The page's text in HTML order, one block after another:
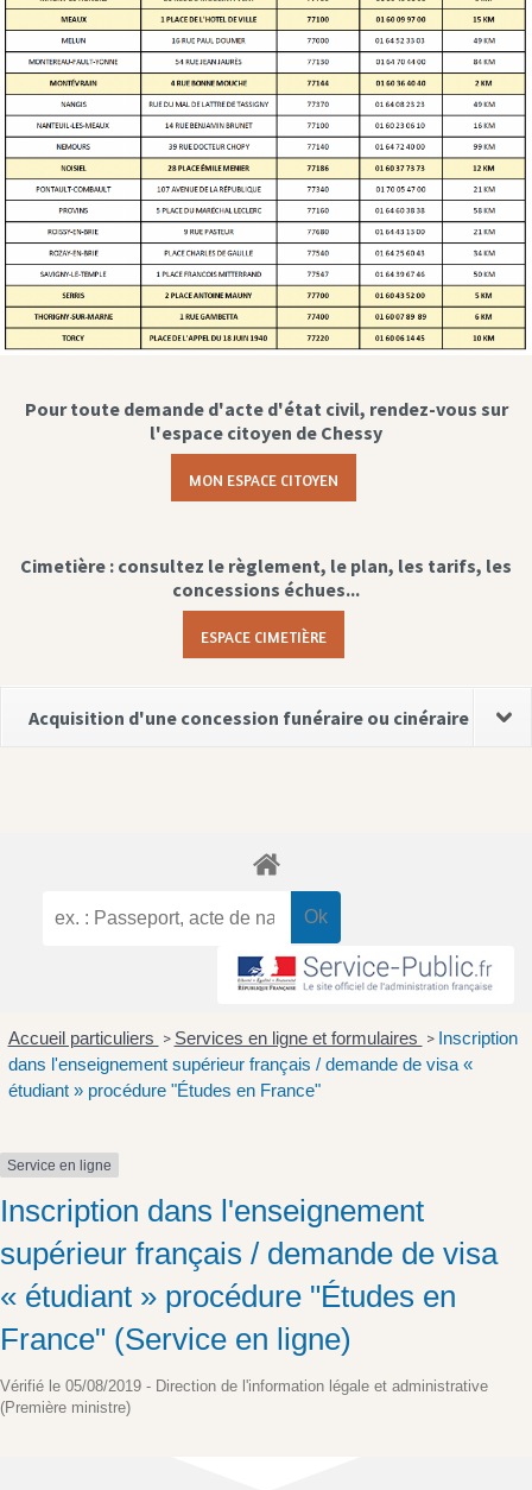
Pour toute demande d'acte d'état civil, rendez-vous sur
l'espace citoyen de Chessy
MON ESPACE CITOYEN
Cimetière : consultez le règlement, le plan, les tarifs, les
concessions échues...
ESPACE CIMETIÈRE
Acquisition d'une concession funéraire ou cinéraire
Accueil particuliers > Services en ligne et formulaires > Inscription
dans l'enseignement supérieur français / demande de visa «
étudiant » procédure "Études en France"
Service en ligne
Inscription dans l'enseignement
supérieur français / demande de visa
« étudiant » procédure "Études en
France" (Service en ligne)
Vérifié le 05/08/2019 - Direction de l'information légale et administrative
(Première ministre)